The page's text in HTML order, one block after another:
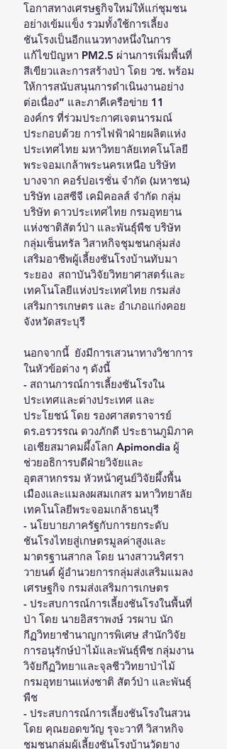
โอกาสทางเศรษฐกิจใหม่ให้แก่ชุมชน
อย่างเข้มแข็ง รวมทั้งใช้การเลี้ยง
ชันโรงเป็นอีกแนวทางหนึ่งในการ
แก้ไขปัญหา PM2.5 ผ่านการเพิ่มพื้นที่
สีเขียวและการสร้างป่า โดย วช. พร้อม
ให้การสนับสนุนการดำเนินงานอย่าง
ต่อเนื่อง” และภาคีเครือข่าย 11
องค์กร ที่ร่วมประกาศเจตนารมณ์
ประกอบด้วย การไฟฟ้าฝ่ายผลิตแห่ง
ประเทศไทย มหาวิทยาลัยเทคโนโลยี
พระจอมเกล้าพระนครเหนือ บริษัท
บางจาก คอร์ปอเรชั่น จำกัด (มหาชน)
บริษัท เอสซีจี เคมิคอลส์ จำกัด กลุ่ม
บริษัท ดาวประเทศไทย กรมอุทยาน
แห่งชาติสัตว์ป่า และพันธุ์พืช บริษัท
กลุ่มเซ็นทรัล วิสาหกิจชุมชนกลุ่มส่ง
เสริมอาชีพผู้เลี้ยงชันโรงบ้านทับมา
ระยอง  สถาบันวิจัยวิทยาศาสตร์และ
เทคโนโลยีแห่งประเทศไทย กรมส่ง
เสริมการเกษตร และ อำเภอแก่งคอย
จังหวัดสระบุรี
นอกจากนี้  ยังมีการเสวนาทางวิชาการ
ในหัวข้อต่าง ๆ ดังนี้
- สถานการณ์การเลี้ยงชันโรงใน
ประเทศและต่างประเทศ และ
ประโยชน์ โดย รองศาสตราจารย์
ดร.อรวรรณ ดวงภักดี ประธานภูมิภาค
เอเชียสมาคมผึ้งโลก Apimondia ผู้
ช่วยอธิการบดีฝ่ายวิจัยและ
อุตสาหกรรม หัวหน้าศูนย์วิจัยผึ้งพื้น
เมืองและแมลงผสมเกสร มหาวิทยาลัย
เทคโนโลยีพระจอมเกล้าธนบุรี
- นโยบายภาครัฐกับการยกระดับ
ชันโรงไทยสู่เกษตรมูลค่าสูงและ
มาตรฐานสากล โดย นางสาวนริศรา
วายนต์ ผู้อำนวยการกลุ่มส่งเสริมแมลง
เศรษฐกิจ กรมส่งเสริมการเกษตร
- ประสบการณ์การเลี้ยงชันโรงในพื้นที่
ป่า โดย นายอิสราพงษ์ วรผาบ นัก
กีฏวิทยาชำนาญการพิเศษ สำนักวิจัย
การอนุรักษ์ป่าไม้และพันธุ์พืช กลุ่มงาน
วิจัยกีฏวิทยาและจุลชีววิทยาป่าไม้
กรมอุทยานแห่งชาติ สัตว์ป่า และพันธุ์
พืช
- ประสบการณ์การเลี้ยงชันโรงในสวน
โดย คุณยอดขวัญ รุจะวาที วิสาหกิจ
ชุมชนกลุ่มผู้เลี้ยงชันโรงบ้านวัดยาง